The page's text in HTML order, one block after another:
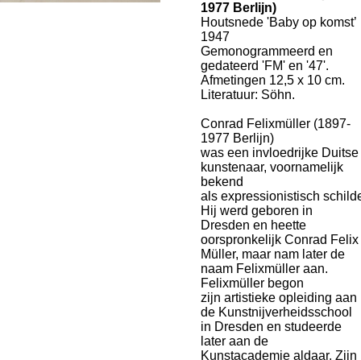
1977 Berlijn)
Houtsnede 'Baby op komst’
1947
Gemonogrammeerd en
gedateerd 'FM' en '47'.
Afmetingen 12,5 x 10 cm.
Literatuur: Söhn.
Conrad Felixmüller (1897-
1977 Berlijn)
was een invloedrijke Duitse
kunstenaar, voornamelijk
bekend
als expressionistisch
Hij werd geboren in
Dresden en heette
oorspronkelijk Conrad Felix
Müller, maar nam later de
naam Felixmüller aan.
Felixmüller begon
zijn artistieke opleiding aan
de Kunstnijverheidsschool
in Dresden en studeerde
later aan de
Kunstacademie aldaar. Zijn